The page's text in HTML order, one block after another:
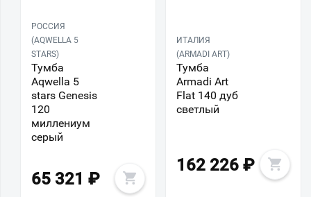
РОССИЯ
(AQWELLA 5
STARS)
Тумба
Aqwella 5
stars Genesis
120
миллениум
серый
65 321 ₽
ИТАЛИЯ
(ARMADI ART)
Тумба
Armadi Art
Flat 140 дуб
светлый
162 226 ₽